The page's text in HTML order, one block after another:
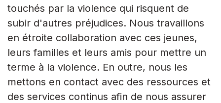
touchés par la violence qui risquent de
subir d'autres préjudices. Nous travaillons
en étroite collaboration avec ces jeunes,
leurs familles et leurs amis pour mettre un
terme à la violence. En outre, nous les
mettons en contact avec des ressources et
des services continus afin de nous assurer